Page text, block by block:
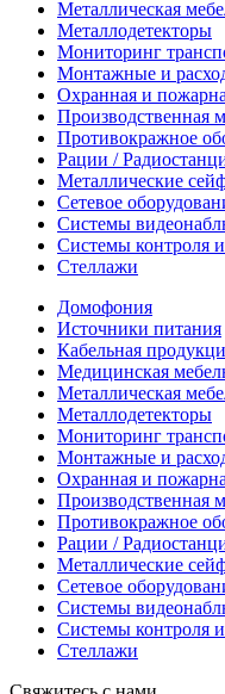
Металлическая
Металлодетекторы
Мониторинг
Монтажные и
Охранная и
Производственная
Противокражное
Рации /
Металлические
Сетевое
Системы
Системы контроля
Стеллажи
Домофония
Источники питания
Кабельная
Медицинская
Металлическая
Металлодетекторы
Мониторинг
Монтажные и
Охранная и
Производственная
Противокражное
Рации /
Металлические
Сетевое
Системы
Системы контроля
Стеллажи